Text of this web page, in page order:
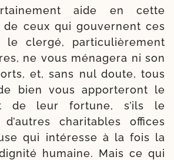
aide en cette
ceux qui gou­vernent ces
le cler­gé, par­ti­cu­liè­re­ment
ne vous ména­ge­ra ni son
et, sans nul doute, tous
bien vous apporte­ront le
de leur for­tune, s’ils le
cha­ri­tables offices
qui inté­resse à la fois la
humaine. Mais ce qui